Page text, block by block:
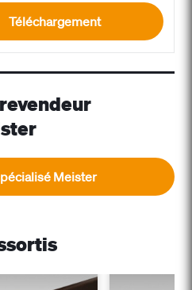
Téléchargement
Meister